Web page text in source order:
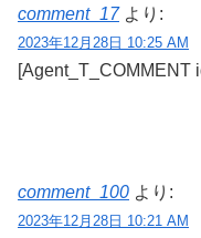
comment_17 より:
2023年12月28日 10:25 AM
[Agent_T_COMMENT
comment_100 より:
2023年12月28日 10:21 AM